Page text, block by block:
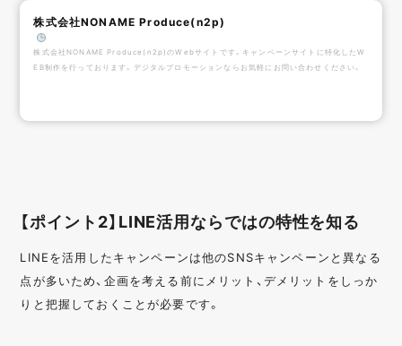
株式会社NONAME Produce(n2p)
株式会社NONAME Produce(n2p)のWebサイトです。キャンペーンサイトに特化したW
EB制作を行っております。デジタルプロモーションならお気軽にお問い合わせください。
【ポイント2】LINE活用ならではの特性を知る
LINEを活用したキャンペーンは他のSNSキャンペーンと異なる
点が多いため、企画を考える前にメリット、デメリットをしっか
りと把握しておくことが必要です。